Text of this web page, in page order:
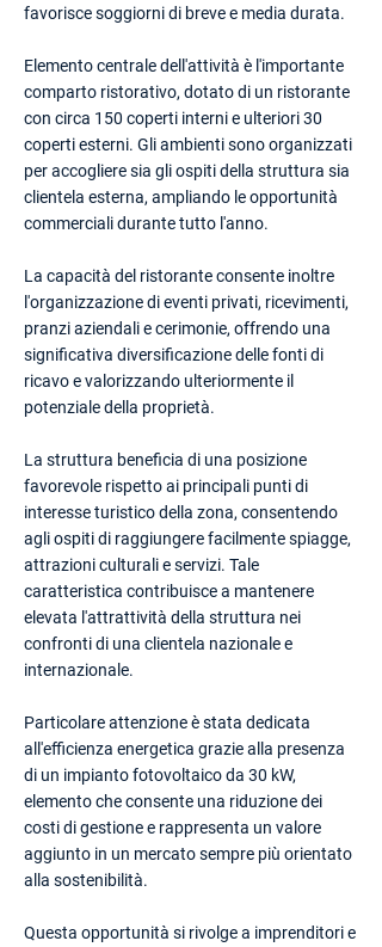
favorisce soggiorni di breve e media durata.
Elemento centrale dell'attività è l'importante
comparto ristorativo, dotato di un ristorante
con circa 150 coperti interni e ulteriori 30
coperti esterni. Gli ambienti sono organizzati
per accogliere sia gli ospiti della struttura sia
clientela esterna, ampliando le opportunità
commerciali durante tutto l'anno.
La capacità del ristorante consente inoltre
l'organizzazione di eventi privati, ricevimenti,
pranzi aziendali e cerimonie, offrendo una
significativa diversificazione delle fonti di
ricavo e valorizzando ulteriormente il
potenziale della proprietà.
La struttura beneficia di una posizione
favorevole rispetto ai principali punti di
interesse turistico della zona, consentendo
agli ospiti di raggiungere facilmente spiagge,
attrazioni culturali e servizi. Tale
caratteristica contribuisce a mantenere
elevata l'attrattività della struttura nei
confronti di una clientela nazionale e
internazionale.
Particolare attenzione è stata dedicata
all'efficienza energetica grazie alla presenza
di un impianto fotovoltaico da 30 kW,
elemento che consente una riduzione dei
costi di gestione e rappresenta un valore
aggiunto in un mercato sempre più orientato
alla sostenibilità.
Questa opportunità si rivolge a imprenditori e